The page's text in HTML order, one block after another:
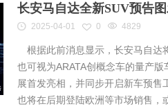
长安马自达全新SUV预告
2025-04-01 0 4829
根据此前消息显示，长安马自达
也可视为ARATA创概念车的量产
展首发亮相，并同步开启新车预售
也将在后期登陆欧洲等市场销售，